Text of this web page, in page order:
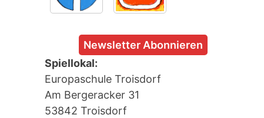
Newsletter Abonnieren
Spiellokal:
Europaschule Troisdorf
Am Bergeracker 31
53842 Troisdorf